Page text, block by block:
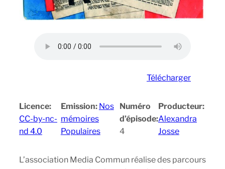
Télécharger
Licence:
CC-by-nc-
nd 4.0
Emission: Nos
mémoires
Populaires
Numéro
d’épisode:
4
Producteur:
Alexandra
Josse
L’association Media Commun réalise des parcours